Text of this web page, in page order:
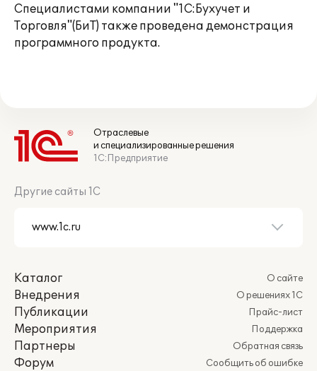
Специалистами компании "1С:Бухучет и
Торговля"(БиТ) также проведена демонстрация
программного продукта.
Отраслевые
и специализированные решения
1С:Предприятие
Другие сайты 1С
Каталог
Внедрения
Публикации
Мероприятия
Партнеры
Форум
О сайте
О решениях 1С
Прайс-лист
Поддержка
Обратная связь
Сообщить об ошибке